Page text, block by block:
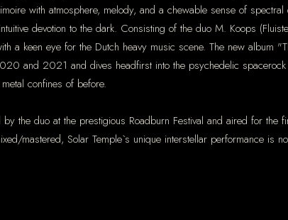
with atmosphere, melody, and a chewable sense of spectral
devotion to the dark. Consisting of the duo M. Koops
a keen eye for the Dutch heavy music scene. The new album
and 2021 and dives headfirst into the psychedelic
confines of before.
the duo at the prestigious Roadburn Festival and aired for the
mastered, Solar Temple`s unique interstellar performance is